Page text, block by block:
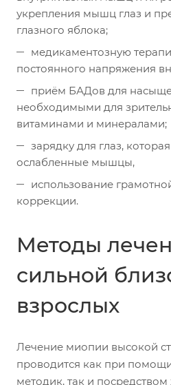
укрепления мышц глаз и
глазного яблока;
медикаментозную
постоянного напряжения
приём БАДов для
необходимыми для
витаминами и минералами;
зарядку для глаз,
ослабленные мышцы,
использование
коррекции.
Методы
сильной
взрослых
Лечение миопии высокой
проводится как при
методик, так и посредством